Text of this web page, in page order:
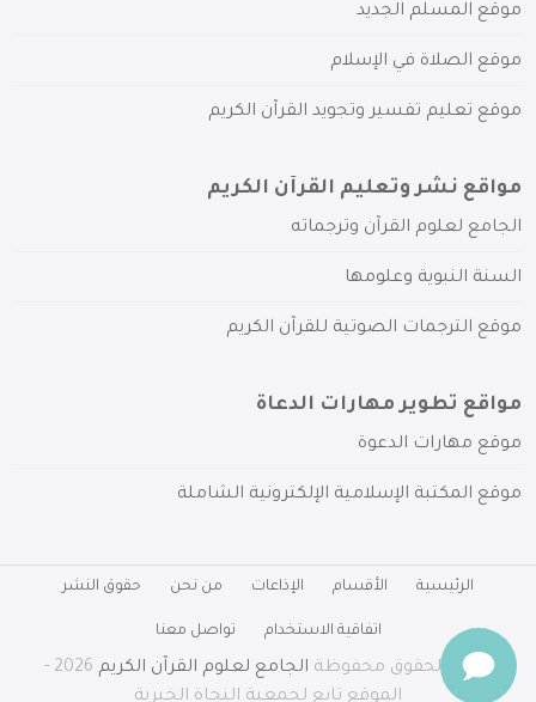
موقع المسلم الجديد
موقع الصلاة في الإسلام
موقع تعليم تفسير وتجويد القرآن الكريم
مواقع نشر وتعليم القرآن الكريم
الجامع لعلوم القرآن وترجماته
السنة النبوية وعلومها
موقع الترجمات الصوتية للقرآن الكريم
مواقع تطوير مهارات الدعاة
موقع مهارات الدعوة
موقع المكتبة الإسلامية الإلكترونية الشاملة
الرئيسية الأقسام الإذاعات من نحن حقوق النشر
اتفاقية الاستخدام تواصل معنا
جميع الحقوق محفوظة الجامع لعلوم القرآن الكريم
2026 -
الموقع تابع لجمعية النجاة الخيرية